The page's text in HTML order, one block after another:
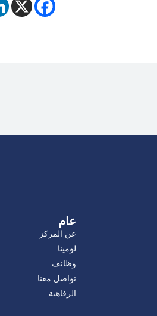
عام
عن المركز
لومينا
وظائف
تواصل معنا
الرفاهية